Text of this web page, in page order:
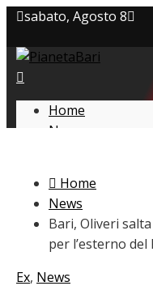
sabato, Agosto 8
Privacy policy
Cookie Policy
Home
News
L’avversario
Giovanili
Le pagelle
Interviste
Focus
Home
News
Bari, Oliveri
per l’esterno del
Ex, News